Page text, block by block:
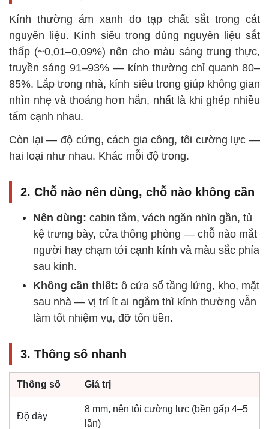
Kính thường ám xanh do tạp chất sắt trong cát
nguyên liệu. Kính siêu trong dùng nguyên liệu sắt
thấp (~0,01–0,09%) nên cho màu sáng trung thực,
truyền sáng 91–93% — kính thường chỉ quanh 80–
85%. Lắp trong nhà, kính siêu trong giúp không gian
nhìn nhẹ và thoáng hơn hẳn, nhất là khi ghép nhiều
tấm cạnh nhau.
Còn lại — độ cứng, cách gia công, tôi cường lực —
hai loại như nhau. Khác mỗi độ trong.
2. Chỗ nào nên dùng, chỗ nào không cần
Nên dùng: cabin tắm, vách ngăn nhìn gần, tủ
kệ trưng bày, cửa thông phòng — chỗ nào mắt
người hay chạm tới cạnh kính và màu sắc phía
sau kính.
Không cần thiết: ô cửa sổ tầng lửng, kho, mặt
sau nhà — vị trí ít ai ngắm thì kính thường vẫn
làm tốt nhiệm vụ, đỡ tốn tiền.
3. Thông số nhanh
Thông số Giá trị
Độ dày
8 mm, nên tôi cường lực (bền gấp 4–5
lần)